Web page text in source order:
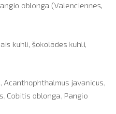
oblonga (Valenciennes,
kuhli, šokolādes kuhli,
Acanthophthalmus javanicus,
Cobitis oblonga, Pangio